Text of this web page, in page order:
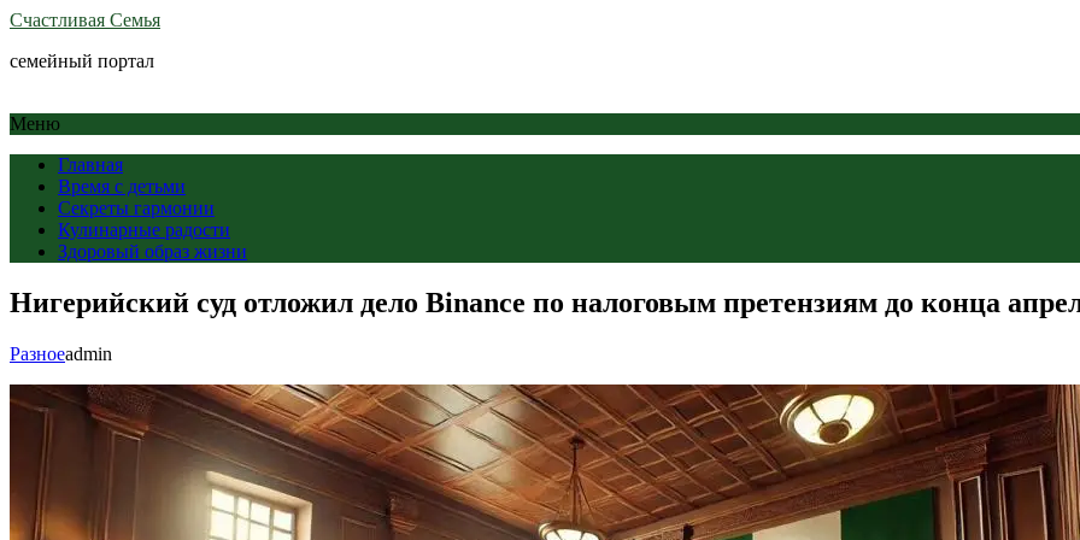
Счастливая Семья
семейный портал
Меню
Главная
Время с детьми
Секреты гармонии
Кулинарные радости
Здоровый образ жизни
Нигерийский суд отложил дело Binance по налоговым претензиям до конца
Разноеadmin